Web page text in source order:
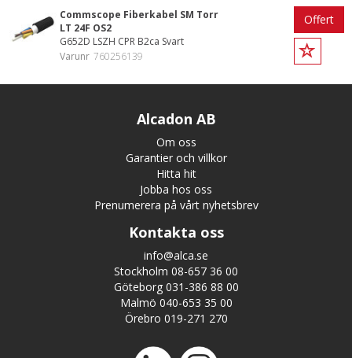
Commscope Fiberkabel SM Torr
LT 24F OS2
G652D LSZH CPR B2ca Svart
Varunr 760256139
Offert
Alcadon AB
Om oss
Garantier och villkor
Hitta hit
Jobba hos oss
Prenumerera på vårt nyhetsbrev
Kontakta oss
info@alca.se
Stockholm 08-657 36 00
Göteborg 031-386 88 00
Malmö 040-653 35 00
Örebro 019-271 270